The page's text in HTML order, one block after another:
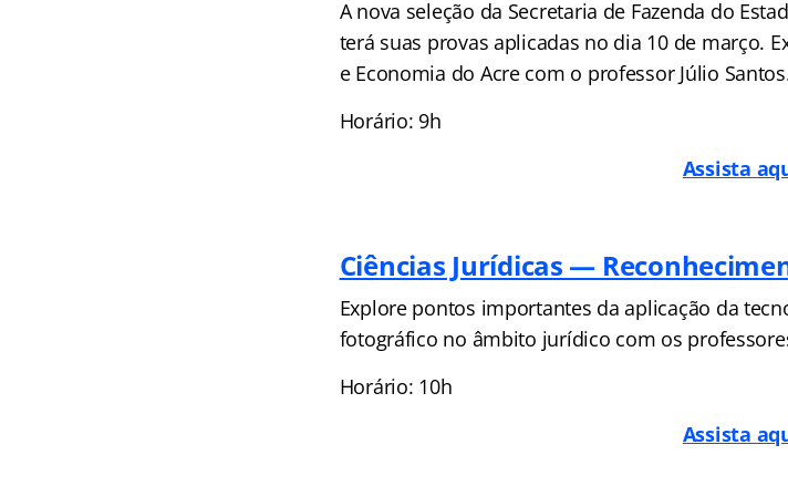
A nova seleção da Secretaria de Fazenda do
terá suas provas aplicadas no dia 10 de março.
e Economia do Acre com o professor Júlio
Horário: 9h
Assista
Ciências Jurídicas —
Explore pontos importantes da aplicação da
fotográfico no âmbito jurídico com os
Horário: 10h
Assista